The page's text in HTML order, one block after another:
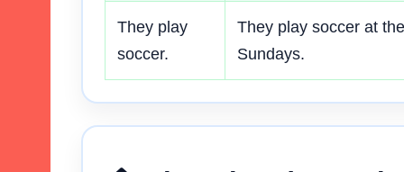
They play
soccer.
They play soccer at
Sundays.